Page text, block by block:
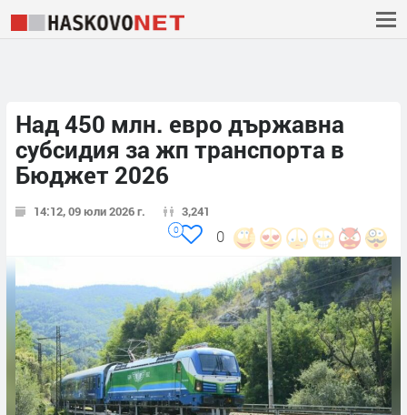
Над 450 млн. евро държавна
субсидия за жп транспорта в
Бюджет 2026
14:12, 09 юли 2026 г. 3,241
0
0